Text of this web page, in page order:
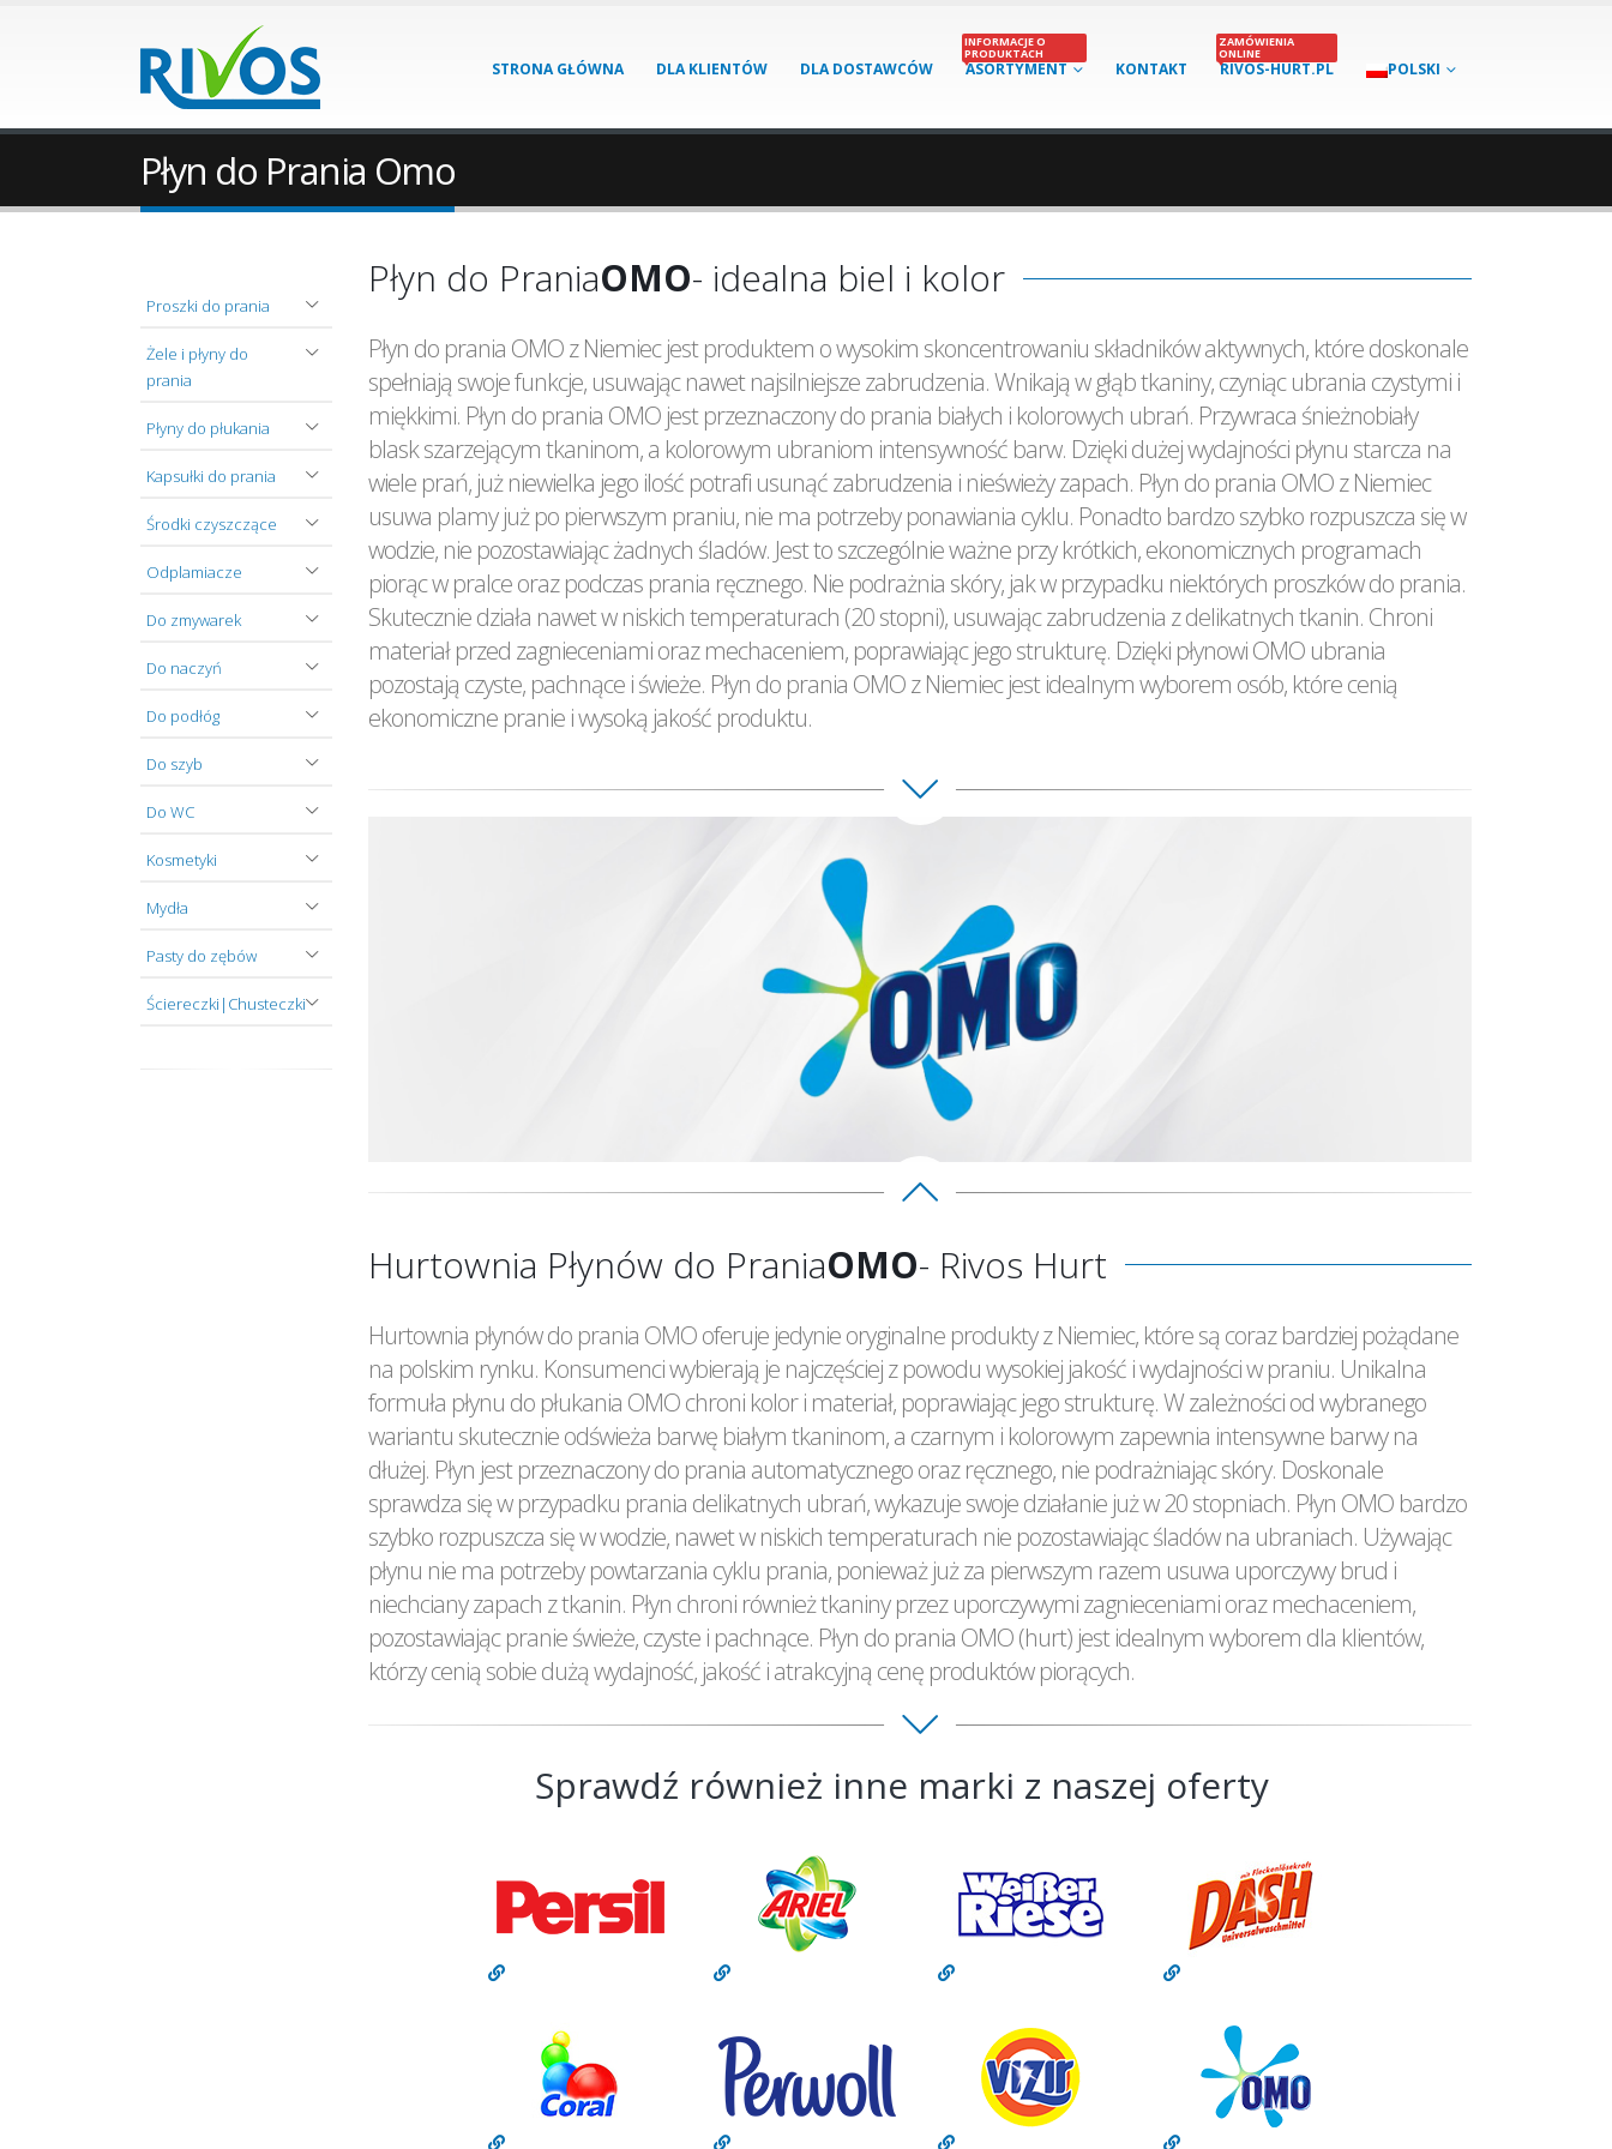
STRONA GŁÓWNA DLA KLIENTÓW DLA DOSTAWCÓW ASORTYMENT
INFORMACJE O
PRODUKTACH
KONTAKT RIVOS-HURT.PL
ZAMÓWIENIA
ONLINE
POLSKI
Płyn do Prania Omo
Proszki do prania
Żele i płyny do
prania
Płyny do płukania
Kapsułki do prania
Środki czyszczące
Odplamiacze
Do zmywarek
Do naczyń
Do podłóg
Do szyb
Do WC
Kosmetyki
Mydła
Pasty do zębów
Ściereczki|Chusteczki
Płyn do PraniaOMO- idealna biel i kolor
Płyn do prania OMO z Niemiec jest produktem o wysokim skoncentrowaniu składników aktywnych, które doskonale
spełniają swoje funkcje, usuwając nawet najsilniejsze zabrudzenia. Wnikają w głąb tkaniny, czyniąc ubrania czystymi i
miękkimi. Płyn do prania OMO jest przeznaczony do prania białych i kolorowych ubrań. Przywraca śnieżnobiały
blask szarzejącym tkaninom, a kolorowym ubraniom intensywność barw. Dzięki dużej wydajności płynu starcza na
wiele prań, już niewielka jego ilość potrafi usunąć zabrudzenia i nieświeży zapach. Płyn do prania OMO z Niemiec
usuwa plamy już po pierwszym praniu, nie ma potrzeby ponawiania cyklu. Ponadto bardzo szybko rozpuszcza się w
wodzie, nie pozostawiając żadnych śladów. Jest to szczególnie ważne przy krótkich, ekonomicznych programach
piorąc w pralce oraz podczas prania ręcznego. Nie podrażnia skóry, jak w przypadku niektórych proszków do prania.
Skutecznie działa nawet w niskich temperaturach (20 stopni), usuwając zabrudzenia z delikatnych tkanin. Chroni
materiał przed zagnieceniami oraz mechaceniem, poprawiając jego strukturę. Dzięki płynowi OMO ubrania
pozostają czyste, pachnące i świeże. Płyn do prania OMO z Niemiec jest idealnym wyborem osób, które cenią
ekonomiczne pranie i wysoką jakość produktu.
Hurtownia Płynów do PraniaOMO- Rivos Hurt
Hurtownia płynów do prania OMO oferuje jedynie oryginalne produkty z Niemiec, które są coraz bardziej pożądane
na polskim rynku. Konsumenci wybierają je najczęściej z powodu wysokiej jakość i wydajności w praniu. Unikalna
formuła płynu do płukania OMO chroni kolor i materiał, poprawiając jego strukturę. W zależności od wybranego
wariantu skutecznie odświeża barwę białym tkaninom, a czarnym i kolorowym zapewnia intensywne barwy na
dłużej. Płyn jest przeznaczony do prania automatycznego oraz ręcznego, nie podrażniając skóry. Doskonale
sprawdza się w przypadku prania delikatnych ubrań, wykazuje swoje działanie już w 20 stopniach. Płyn OMO bardzo
szybko rozpuszcza się w wodzie, nawet w niskich temperaturach nie pozostawiając śladów na ubraniach. Używając
płynu nie ma potrzeby powtarzania cyklu prania, ponieważ już za pierwszym razem usuwa uporczywy brud i
niechciany zapach z tkanin. Płyn chroni również tkaniny przez uporczywymi zagnieceniami oraz mechaceniem,
pozostawiając pranie świeże, czyste i pachnące. Płyn do prania OMO (hurt) jest idealnym wyborem dla klientów,
którzy cenią sobie dużą wydajność, jakość i atrakcyjną cenę produktów piorących.
Sprawdź również inne marki z naszej oferty